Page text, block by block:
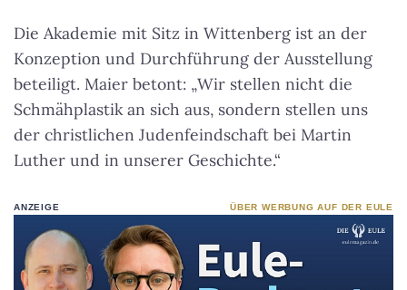
Die Akademie mit Sitz in Wittenberg ist an der
Konzeption und Durchführung der Ausstellung
beteiligt. Maier betont: „Wir stellen nicht die
Schmähplastik an sich aus, sondern stellen uns
der christlichen Judenfeindschaft bei Martin
Luther und in unserer Geschichte.“
ANZEIGE ÜBER WERBUNG AUF DER EULE